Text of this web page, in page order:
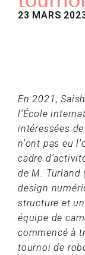
23 MARS
En 2021,
l'École
intéressées
n'ont pas eu
cadre
de M. Turland
design
structure et
équipe de
commencé à
tournoi de